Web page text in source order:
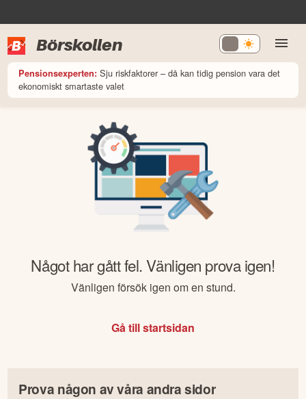
Börskollen
Pensionsexperten: Sju riskfaktorer – då kan tidig pension vara det
ekonomiskt smartaste valet
Något har gått fel. Vänligen prova igen!
Vänligen försök igen om en stund.
Gå till startsidan
Prova någon av våra andra sidor